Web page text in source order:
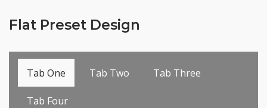
Flat Preset Design
Tab One Tab Two Tab Three
Tab Four